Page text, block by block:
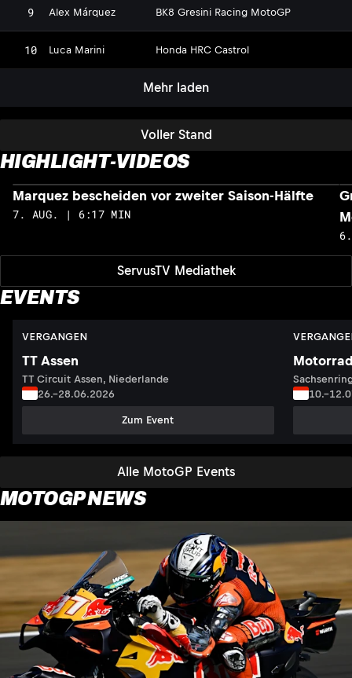
Voller Stand
9 Alex Márquez BK8 Gresini Racing MotoGP
10 Luca Marini Honda HRC Castrol
Mehr laden
HIGHLIGHT-VIDEOS
ServusTV Mediathek
Marquez bescheiden vor zweiter Saison-Hälfte
7. AUG. | 6:17 MIN
EVENTS
Alle MotoGP Events
VERGANGEN
TT Assen
TT Circuit Assen, Niederlande
26.–28.06.2026
Zum Event
MOTOGP NEWS